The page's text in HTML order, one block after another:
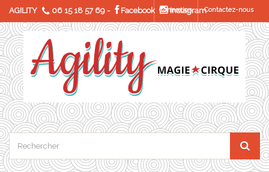
AGILITY 06 15 18 57 69 - Facebook InstagramContactez-nous
Connexion